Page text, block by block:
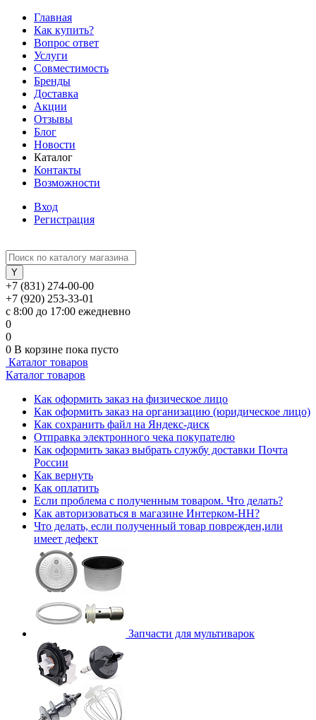
Главная
Как купить?
Вопрос ответ
Услуги
Совместимость
Бренды
Доставка
Акции
Отзывы
Блог
Новости
Каталог
Контакты
Возможности
Вход
Регистрация
+7 (831) 274-00-00
+7 (920) 253-33-01
с 8:00 до 17:00 ежедневно
0
0
0 В корзине пока пусто
Каталог товаров
Каталог товаров
Как оформить заказ на физическое лицо
Как оформить заказ на организацию (юридическое лицо)
Как сохранить файл на Яндекс-диск
Отправка электронного чека покупателю
Как оформить заказ выбрать службу доставки Почта
России
Как вернуть
Как оплатить
Если проблема с полученным товаром. Что делать?
Как авторизоваться в магазине Интерком-НН?
Что делать, если полученный товар поврежден,или
имеет дефект
Запчасти для мультиварок